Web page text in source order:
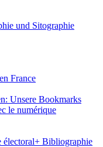
und Sitographie
France
Unsere Bookmarks
le numérique
électoral+ Bibliographie